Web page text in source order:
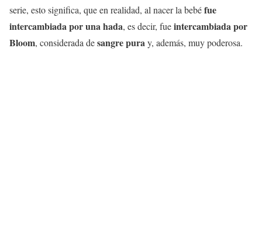
serie, esto significa, que en realidad, al nacer la bebéfue
intercambiada por una hada, es decir, fueintercambiada por
Bloom, considerada desangre puray, además, muy poderosa.